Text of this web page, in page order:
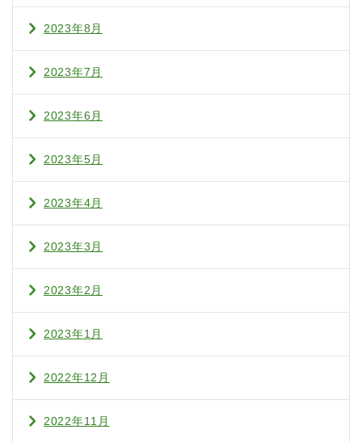
2023年8月
2023年7月
2023年6月
2023年5月
2023年4月
2023年3月
2023年2月
2023年1月
2022年12月
2022年11月